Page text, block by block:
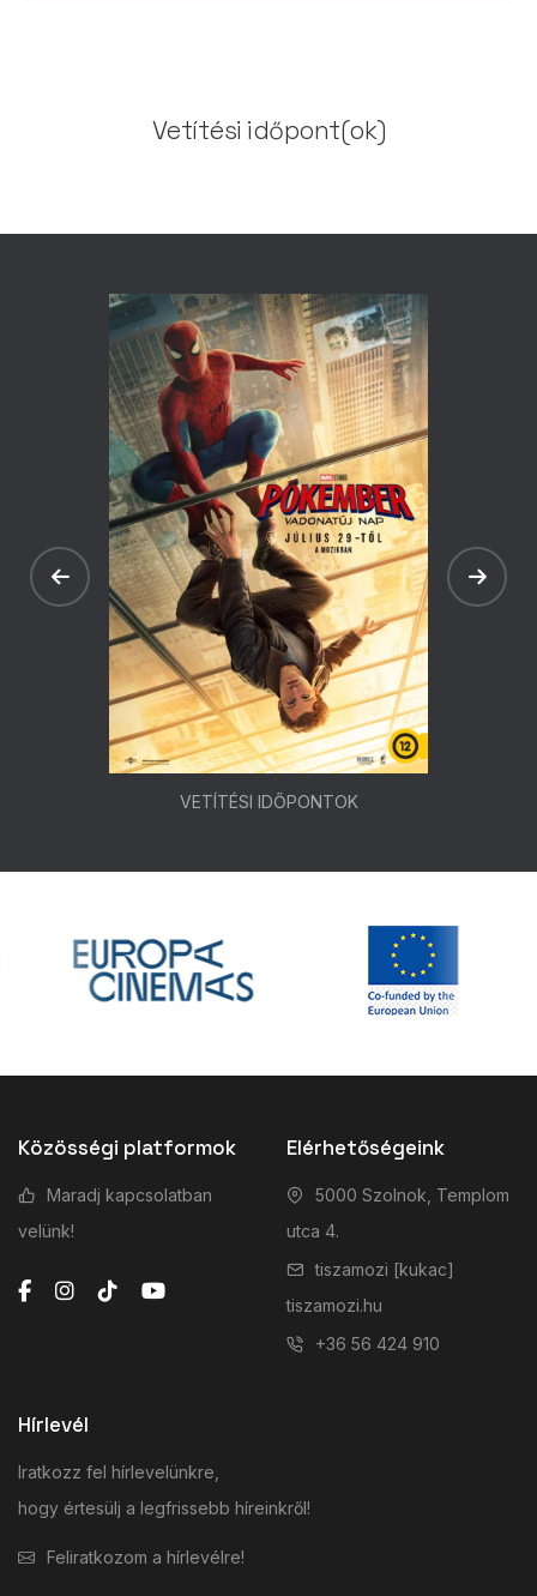
Vetítési időpont(ok)
VETÍTÉSI IDŐPONTOK
Közösségi platformok
Maradj kapcsolatban
velünk!
Elérhetőségeink
5000 Szolnok, Templom
utca 4.
tiszamozi [kukac]
tiszamozi.hu
+36 56 424 910
Hírlevél
Iratkozz fel hírlevelünkre,
hogy értesülj a legfrissebb híreinkről!
Feliratkozom a hírlevélre!